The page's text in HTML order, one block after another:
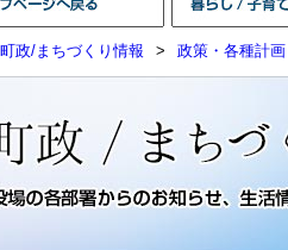
町政/まちづくり情報 > 政策・各種計画